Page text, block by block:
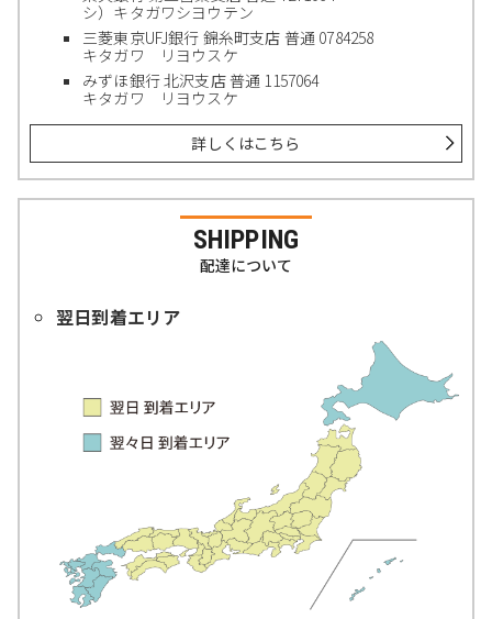
シ）キタガワシヨウテン
三菱東京UFJ銀行 錦糸町支店 普通 0784258
キタガワ リヨウスケ
みずほ銀行 北沢支店 普通 1157064
キタガワ リヨウスケ
詳しくはこちら
SHIPPING
配達について
翌日到着エリア